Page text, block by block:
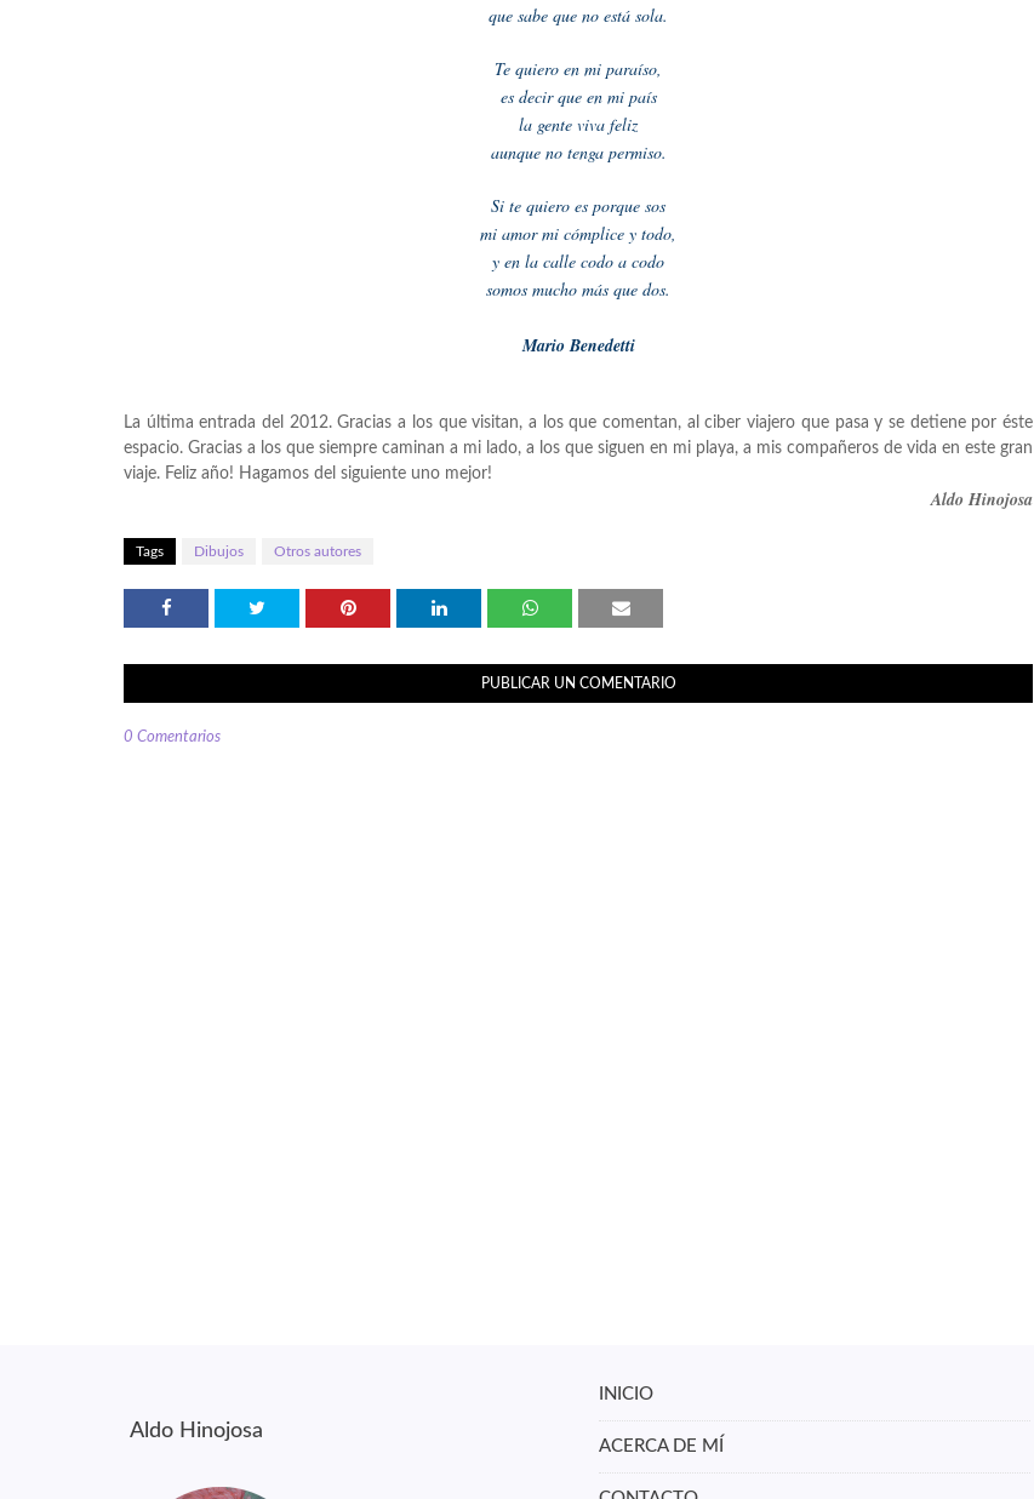
que sabe que no está sola.
Te quiero en mi paraíso,
es decir que en mi país
la gente viva feliz
aunque no tenga permiso.
Si te quiero es porque sos
mi amor mi cómplice y todo,
y en la calle codo a codo
somos mucho más que dos.
Mario Benedetti
La última entrada del 2012. Gracias a los que visitan, a los que comentan, al ciber viajero que pasa y se detiene por éste
espacio. Gracias a los que siempre caminan a mi lado, a los que siguen en mi playa, a mis compañeros de vida en este gran
viaje. Feliz año! Hagamos del siguiente uno mejor!
Aldo Hinojosa
Tags Dibujos Otros autores
PUBLICAR UN COMENTARIO
0 Comentarios
Aldo Hinojosa
INICIO
ACERCA DE MÍ